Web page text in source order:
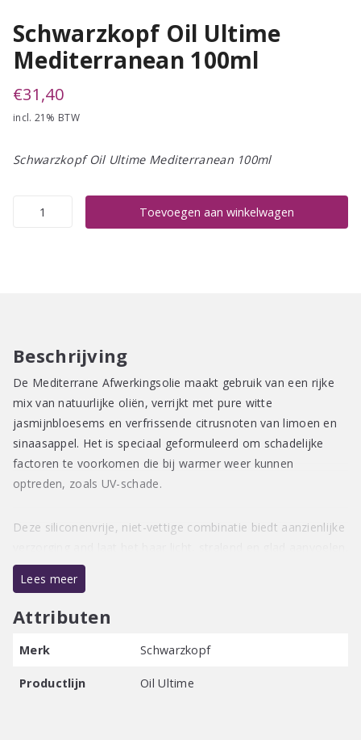
Schwarzkopf Oil Ultime
Mediterranean 100ml
€31,40
incl. 21% BTW
Schwarzkopf Oil Ultime Mediterranean 100ml
Schwarzkopf
Toevoegen aan winkelwagen
Beschrijving
De Mediterrane Afwerkingsolie maakt gebruik van een rijke
mix van natuurlijke oliën, verrijkt met pure witte
jasmijnbloesems en verfrissende citrusnoten van limoen en
sinaasappel. Het is speciaal geformuleerd om schadelijke
factoren te voorkomen die bij warmer weer kunnen
optreden, zoals UV-schade.
Deze siliconenvrije, niet-vettige combinatie biedt aanzienlijke
Lees meer
Attributen
Merk Schwarzkopf
Productlijn Oil Ultime